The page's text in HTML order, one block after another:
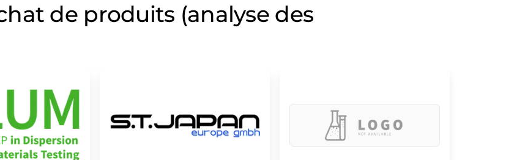
de produits (analyse des